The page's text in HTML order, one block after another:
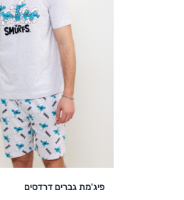
הוספה לסל
פיג'מת גברים דרדסים